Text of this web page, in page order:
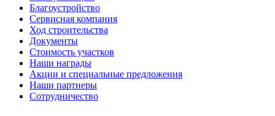
Благоустройство
Сервисная компания
Ход строительства
Документы
Стоимость участков
Наши награды
Акции и специальные предложения
Наши партнеры
Сотрудничество